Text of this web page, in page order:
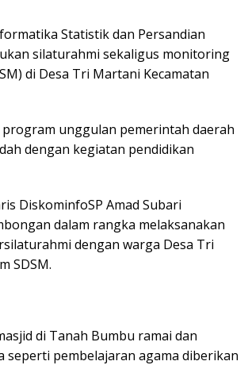
Statistik dan Persandian
silaturahmi sekaligus monitoring
di Desa Tri Martani Kecamatan
unggulan pemerintah daerah
dengan kegiatan pendidikan
DiskominfoSP Amad Subari
dalam rangka melaksanakan
dengan warga Desa Tri
SDSM.
di Tanah Bumbu ramai dan
seperti pembelajaran agama diberikan